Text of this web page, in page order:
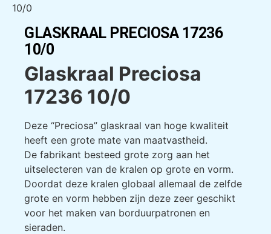
10/0
GLASKRAAL PRECIOSA 17236
10/0
Glaskraal Preciosa
17236 10/0
Deze “Preciosa” glaskraal van hoge kwaliteit
heeft een grote mate van maatvastheid.
De fabrikant besteed grote zorg aan het
uitselecteren van de kralen op grote en vorm.
Doordat deze kralen globaal allemaal de zelfde
grote en vorm hebben zijn deze zeer geschikt
voor het maken van borduurpatronen en
sieraden.